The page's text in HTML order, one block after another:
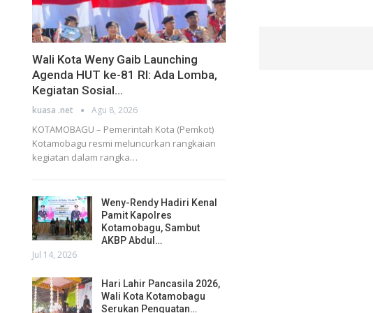
Wali Kota Weny Gaib Launching
Agenda HUT ke-81 RI: Ada Lomba,
Kegiatan Sosial…
kuasa .net Agu 8, 2026
KOTAMOBAGU – Pemerintah Kota (Pemkot)
Kotamobagu resmi meluncurkan rangkaian
kegiatan dalam rangka…
Weny-Rendy Hadiri Kenal
Pamit Kapolres
Kotamobagu, Sambut
AKBP Abdul…
Jul 14, 2026
Hari Lahir Pancasila 2026,
Wali Kota Kotamobagu
Serukan Penguatan…